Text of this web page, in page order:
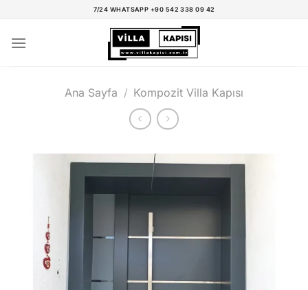
7/24 WHATSAPP +90 542 338 09 42
Ana Sayfa / Kompozit Villa Kapısı